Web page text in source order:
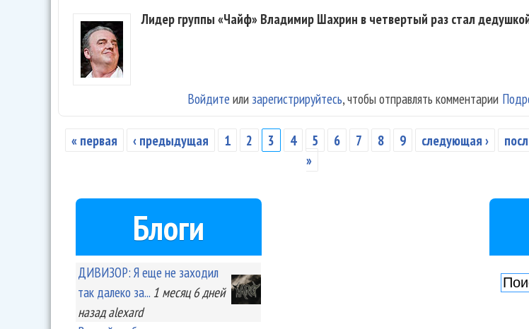
Лидер группы «Чайф» Владимир Шахрин в четвертый раз стал
Войдите или зарегистрируйтесь, чтобы отправлять комментарии
« первая ‹ предыдущая 1 2 3 4 5 6 7 8 9 следующая ›
»
Блоги
ДИВИЗОР: Я еще не заходил
так далеко за... 1 месяц 6 дней
назад alexard